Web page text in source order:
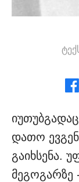
დათო
გაიხსენა.
მეგოგარზე